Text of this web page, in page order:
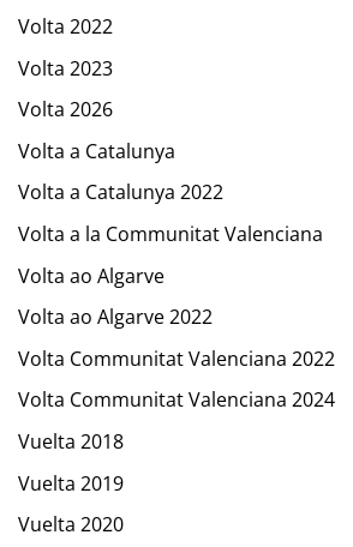
Volta 2022
Volta 2023
Volta 2026
Volta a Catalunya
Volta a Catalunya 2022
Volta a la Communitat Valenciana
Volta ao Algarve
Volta ao Algarve 2022
Volta Communitat Valenciana 2022
Volta Communitat Valenciana 2024
Vuelta 2018
Vuelta 2019
Vuelta 2020